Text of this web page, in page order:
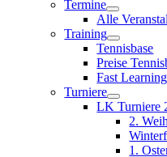
Termine
Alle
Training
Tennisbase
Preise
Fast Learning
Turniere
LK Turniere
2.
1.